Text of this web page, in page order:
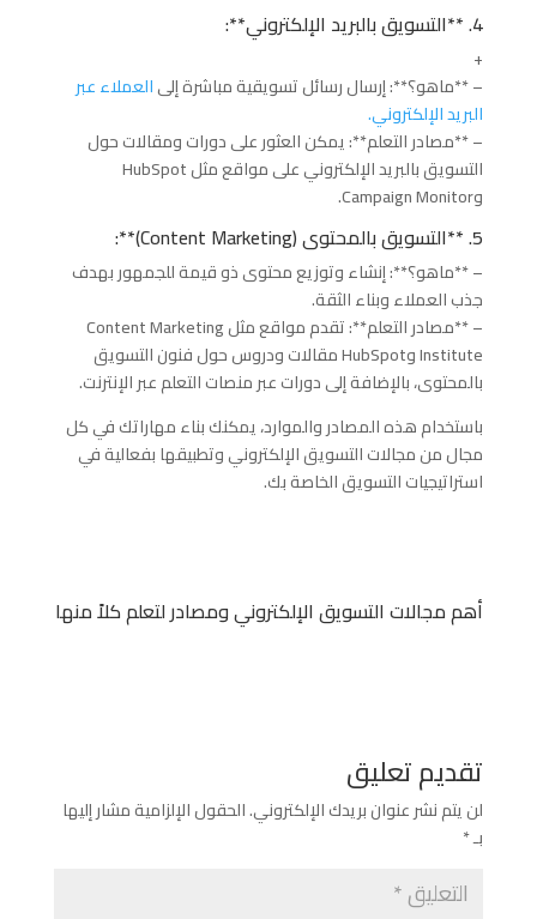
4. **التسويق بالبريد الإلكتروني**:
+
– **ماهو؟**: إرسال رسائل تسويقية مباشرة إلىالعملاء عبر
البريد الإلكتروني.
– **مصادر التعلم**: يمكن العثور على دورات ومقالات حول
التسويق بالبريد الإلكتروني على مواقع مثل HubSpot
وCampaign Monitor.
5. **التسويق بالمحتوى (Content Marketing)**:
– **ماهو؟**: إنشاء وتوزيع محتوى ذو قيمة للجمهور بهدف
جذب العملاء وبناء الثقة.
– **مصادر التعلم**: تقدم مواقع مثل Content Marketing
Institute وHubSpot مقالات ودروس حول فنون التسويق
بالمحتوى، بالإضافة إلى دورات عبر منصات التعلم عبر الإنترنت.
باستخدام هذه المصادر والموارد، يمكنك بناء مهاراتك في كل
مجال من مجالات التسويق الإلكتروني وتطبيقها بفعالية في
استراتيجيات التسويق الخاصة بك.
أهم مجالات التسويق الإلكتروني ومصادر لتعلم كلاً منها
تقديم تعليق
لن يتم نشر عنوان بريدك الإلكتروني.الحقول الإلزامية مشار إليها
بـ*